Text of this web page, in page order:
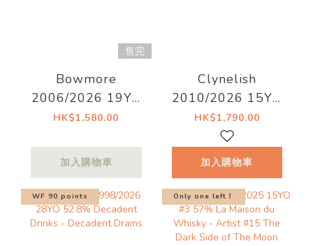
售完
Bowmore
2006/2026 19YO
Bourbon Barrel
Whiskyfind《不朽
章》預計 8月中 左
右到貨！
HK$1,580.00
加入購物車
Clynelish
2010/2026 15YO
51.1% Decadent
Dreams
HK$1,790.00
加入購物車
WF 90 points Only one left！